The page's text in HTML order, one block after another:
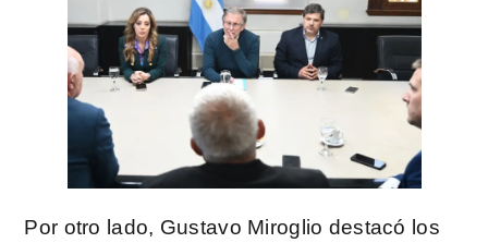
Por otro lado, Gustavo Miroglio destacó los